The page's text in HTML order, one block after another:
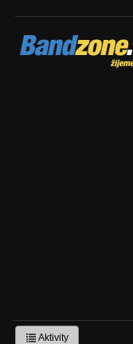
Bandzone.cz
žijeme hudbou
Aktivity